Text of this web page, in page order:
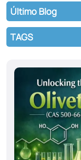
Último Blog
TAGS